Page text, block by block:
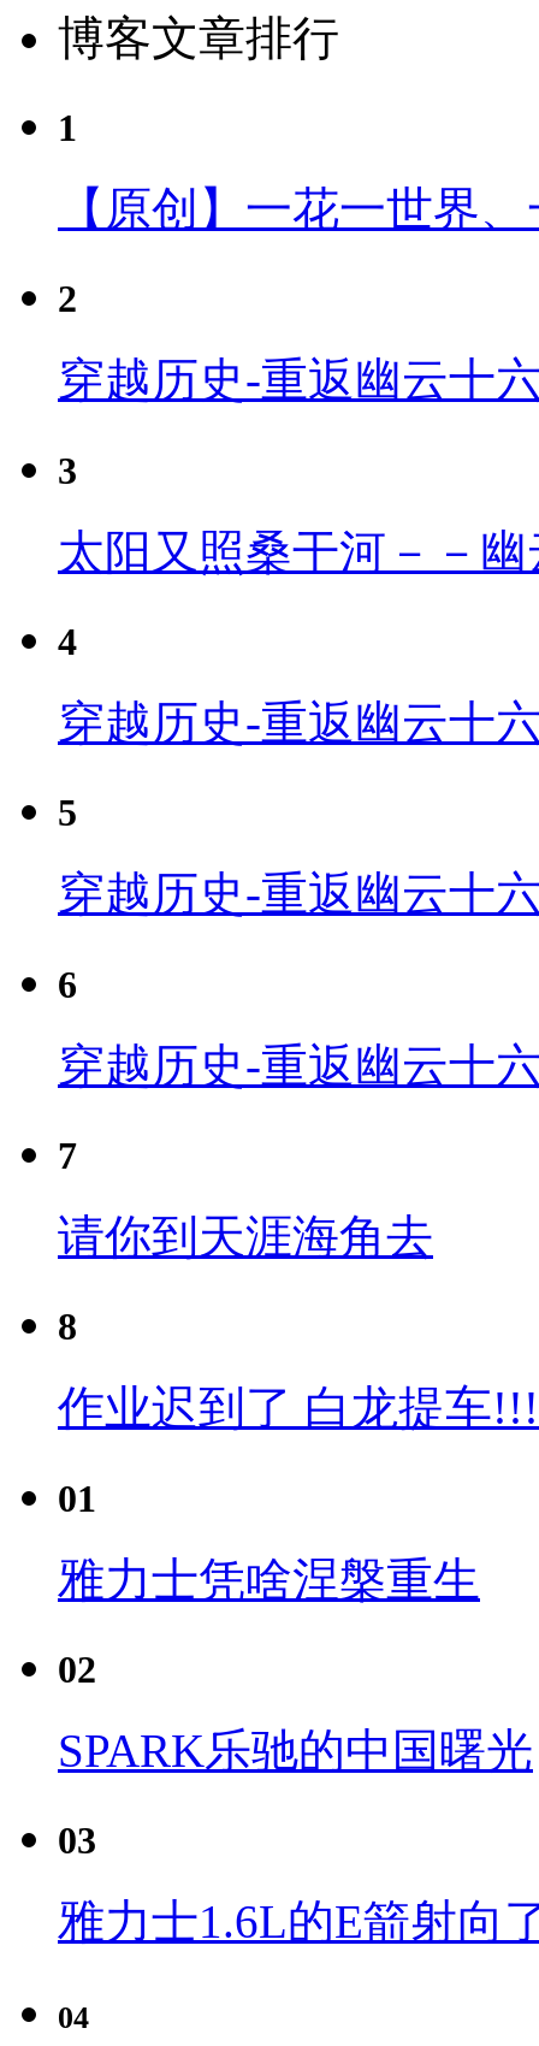
博客文章排行
1
【原创】一花一世界
2
穿越历史-重返幽云十
3
太阳又照桑干河－－
4
穿越历史-重返幽云十
5
穿越历史-重返幽云十
6
穿越历史-重返幽云十
7
请你到天涯海角去
8
作业迟到了 白龙提车
01
雅力士凭啥涅槃重生
02
SPARK乐驰的中国曙光
03
雅力士1.6L的E箭射向
04